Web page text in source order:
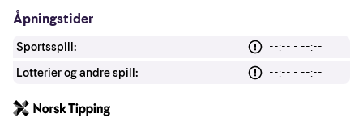
Åpningstider
Sportsspill:
--:-- - --:--
Lotterier og andre spill:
--:-- - --:--